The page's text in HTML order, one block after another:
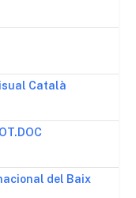
Català
del Baix